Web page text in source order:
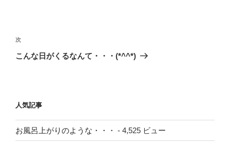
稿
ナ
シ
ョ
ン
次
の
次
こんな日がくるなんて・・・(*^^*)
人気記事
お風呂上がりのような・・・ - 4,525 ビュー